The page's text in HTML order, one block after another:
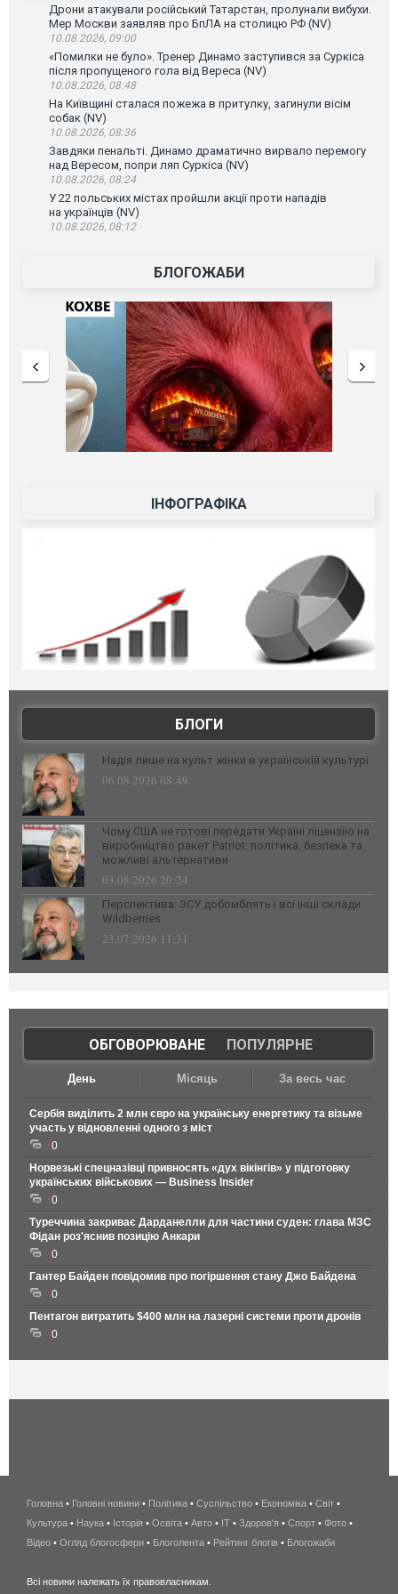
Дрони атакували російський Татарстан, пролунали вибухи.
Мер Москви заявляв про БпЛА на столицю РФ (NV)
10.08.2026, 09:00
«Помилки не було». Тренер Динамо заступився за Суркіса
після пропущеного гола від Вереса (NV)
10.08.2026, 08:48
На Київщині сталася пожежа в притулку, загинули вісім
собак (NV)
10.08.2026, 08:36
Завдяки пенальті. Динамо драматично вирвало перемогу
над Вересом, попри ляп Суркіса (NV)
10.08.2026, 08:24
У 22 польських містах пройшли акції проти нападів
на українців (NV)
10.08.2026, 08:12
БЛОГОЖАБИ
ІНФОГРАФІКА
БЛОГИ
Надія лише на культ жінки в українській культурі
06.08.2026 08:49
Чому США не готові передати Україні ліцензію на
виробництво ракет Patriot: політика, безпека та
можливі альтернативи
03.08.2026 20:24
Перспектива: ЗСУ добомблять і всі інші склади
Wildberries
23.07.2026 11:31
ОБГОВОРЮВАНЕ| ПОПУЛЯРНЕ
День Місяць За весь час
Сербія виділить 2 млн євро на українську енергетику та візьме
участь у відновленні одного з міст
0
Норвезькі спецназівці привносять «дух вікінгів» у підготовку
українських військових — Business Insider
0
Туреччина закриває Дарданелли для частини суден: глава МЗС
Фідан роз'яснив позицію Анкари
0
Гантер Байден повідомив про погіршення стану Джо Байдена
0
Пентагон витратить $400 млн на лазерні системи проти дронів
0
беспроводной
интернет
киев
Головна • Головні новини • Політика • Суспільство • Економіка • Світ •
Культура • Наука • Історія • Освіта • Авто • IT • Здоров'я • Спорт • Фото •
Відео • Огляд блогосфери • Блоголента • Рейтинг блогів • Блогожаби
Всі новини належать їх правовласникам.